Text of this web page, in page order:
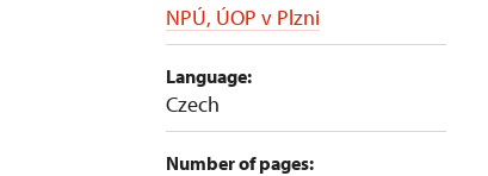
NPÚ, ÚOP v Plzni
Language:
Czech
Number of pages: